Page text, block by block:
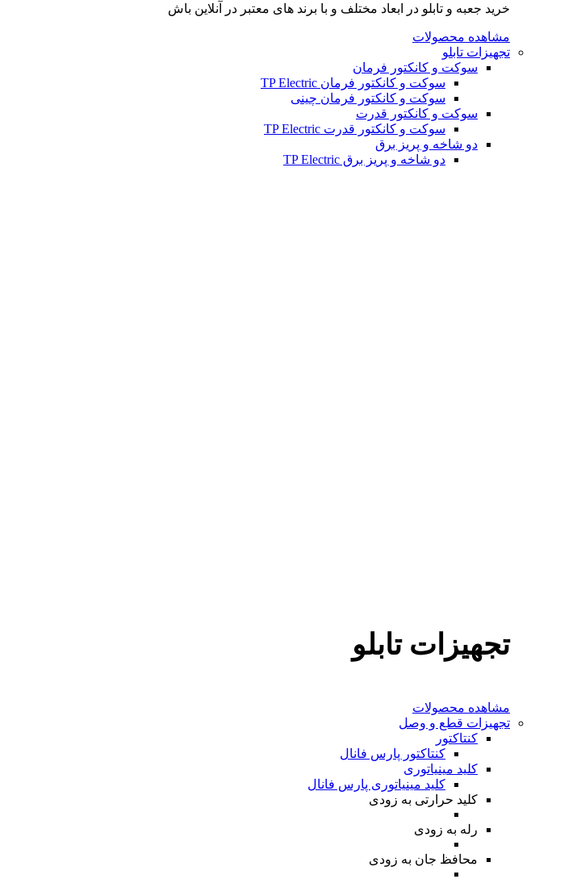
خرید جعبه و تابلو در ابعاد مختلف و با برند های معتبر در آنلاین باش
مشاهده محصولات
تجهیزات تابلو
سوکت و کانکتور فرمان
سوکت و کانکتور فرمان TP Electric
سوکت و کانکتور فرمان چینی
سوکت و کانکتور قدرت
سوکت و کانکتور قدرت TP Electric
دو شاخه و پریز برق
دو شاخه و پریز برق TP Electric
تجهیزات تابلو
مشاهده محصولات
تجهیزات قطع و وصل
کنتاکتور
کنتاکتور پارس فانال
کلید مینیاتوری
کلید مینیاتوری پارس فانال
کلید حرارتی به زودی
رله به زودی
محافظ جان به زودی